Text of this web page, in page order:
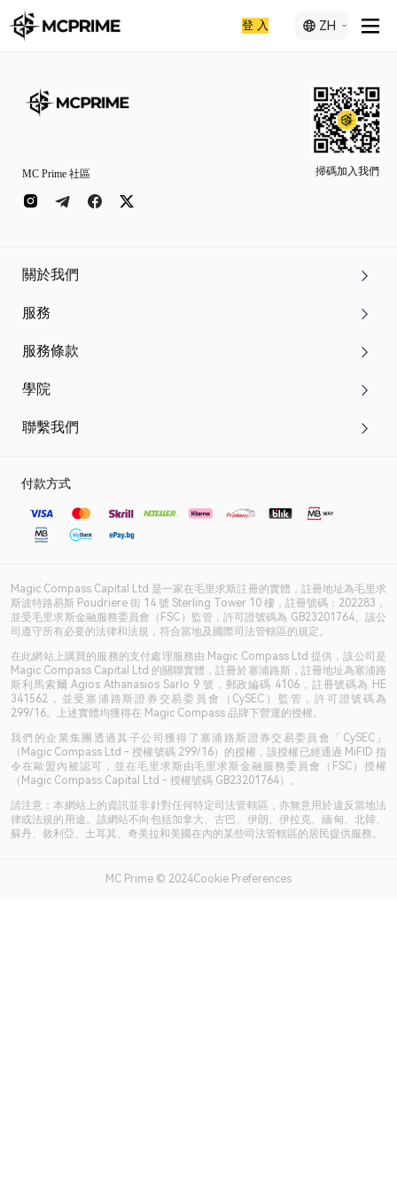
登 入 ZH
MC Prime 社區 掃碼加入我們
關於我們
服務
服務條款
學院
聯繫我們
付款方式
Magic Compass Capital Ltd 是一家在毛里求斯註冊的實體，註冊地址為毛里求
斯波特路易斯 Poudriere 街 14 號 Sterling Tower 10 樓，註冊號碼：202283，
並受毛里求斯金融服務委員會（FSC）監管，許可證號碼為 GB23201764。該公
司遵守所有必要的法律和法規，符合當地及國際司法管轄區的規定。
在此網站上購買的服務的支付處理服務由 Magic Compass Ltd 提供，該公司是
Magic Compass Capital Ltd 的關聯實體，註冊於塞浦路斯，註冊地址為塞浦路
斯利馬索爾 Agios Athanasios Sarlo 9 號，郵政編碼 4106，註冊號碼為 HE
341562，並受塞浦路斯證券交易委員會（CySEC）監管，許可證號碼為
299/16。上述實體均獲得在 Magic Compass 品牌下營運的授權。
我們的企業集團透過其子公司獲得了塞浦路斯證券交易委員會「CySEC」
（Magic Compass Ltd - 授權號碼 299/16）的授權，該授權已經通過 MiFID 指
令在歐盟內被認可，並在毛里求斯由毛里求斯金融服務委員會（FSC）授權
（Magic Compass Capital Ltd - 授權號碼 GB23201764）。
請注意：本網站上的資訊並非針對任何特定司法管轄區，亦無意用於違反當地法
律或法規的用途。該網站不向包括加拿大、古巴、伊朗、伊拉克、緬甸、北韓、
蘇丹、敘利亞、土耳其、奇美拉和美國在內的某些司法管轄區的居民提供服務。
MC Prime © 2024Cookie Preferences